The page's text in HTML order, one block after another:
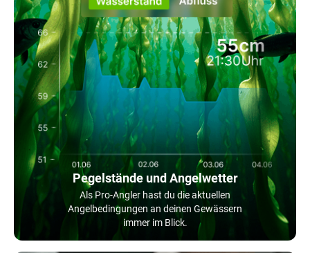
Pegelstände und Angelwetter
Als Pro-Angler hast du die aktuellen
Angelbedingungen an deinen Gewässern
immer im Blick.